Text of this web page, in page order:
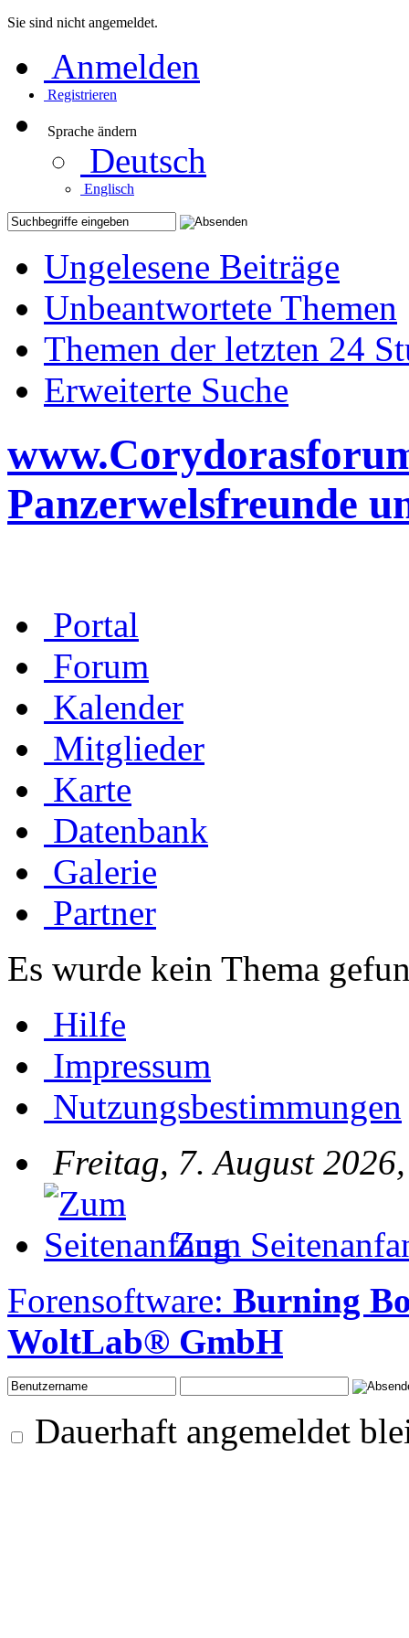
Sie sind nicht angemeldet.
Anmelden
Registrieren
Sprache ändern
Deutsch
Englisch
Ungelesene Beiträge
Unbeantwortete Themen
Themen der letzten 24
Erweiterte Suche
Panzerwelsfreunde
Portal
Forum
Kalender
Mitglieder
Karte
Datenbank
Galerie
Partner
Es wurde kein Thema
Hilfe
Impressum
Nutzungsbestimmungen
Freitag, 7. August
Zum
Forensoftware: Burning
WoltLab® GmbH
Dauerhaft angemeldet